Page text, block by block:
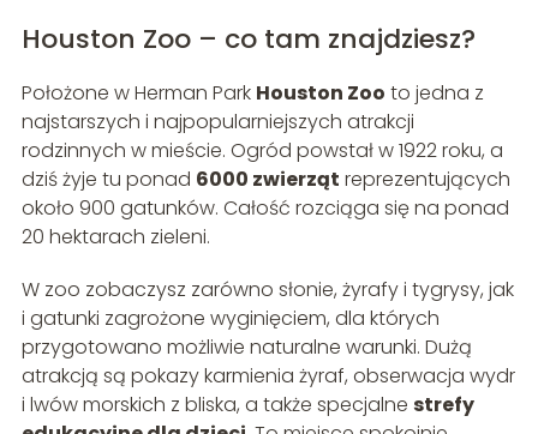
Houston Zoo – co tam znajdziesz?
Położone w Herman Park Houston Zoo to jedna z
najstarszych i najpopularniejszych atrakcji
rodzinnych w mieście. Ogród powstał w 1922 roku, a
dziś żyje tu ponad 6000 zwierząt reprezentujących
około 900 gatunków. Całość rozciąga się na ponad
20 hektarach zieleni.
W zoo zobaczysz zarówno słonie, żyrafy i tygrysy, jak
i gatunki zagrożone wyginięciem, dla których
przygotowano możliwie naturalne warunki. Dużą
atrakcją są pokazy karmienia żyraf, obserwacja wydr
i lwów morskich z bliska, a także specjalne strefy